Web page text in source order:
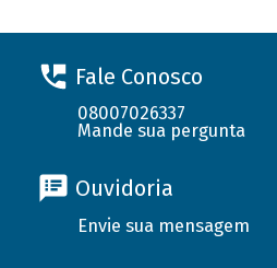
Fale Conosco
08007026337
Mande sua pergunta
Ouvidoria
Envie sua mensagem